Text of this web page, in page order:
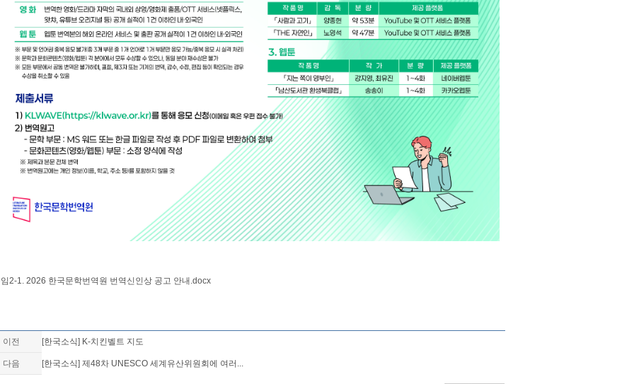
2-1. 2026 한국문학번역원 번역신인상 공고 안내.docx
이전 [한국소식] K-치킨벨트 지도
다음 [한국소식] 제48차 UNESCO 세계유산위원회에 여러...